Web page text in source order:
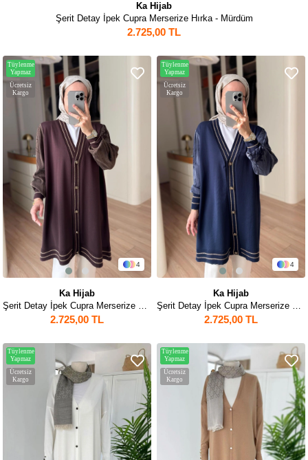
Ka Hijab
Şerit Detay İpek Cupra Merserize Hırka - Mürdüm
2.725,00 TL
4
Ka Hijab
2.725,00 TL
Ücretsiz
Kargo
Tüylenme
Yapmaz
4
Ka Hijab
2.725,00 TL
Ücretsiz
Kargo
Tüylenme
Yapmaz
Ücretsiz
Kargo
Tüylenme
Yapmaz
Ücretsiz
Kargo
Tüylenme
Yapmaz